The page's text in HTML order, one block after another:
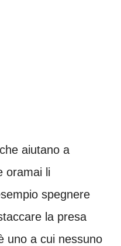
aiutano a
oramai li
spegnere
la presa
uno a cui nessuno